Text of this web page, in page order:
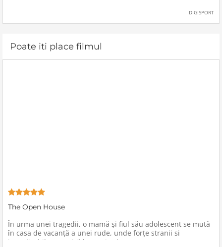
DIGISPORT
Poate iti place filmul
The Open House
În urma unei tragedii, o mamă şi fiul său adolescent se mută
în casa de vacanţă a unei rude, unde forţe stranii si
inexplicabile conspiră împotriva lor.